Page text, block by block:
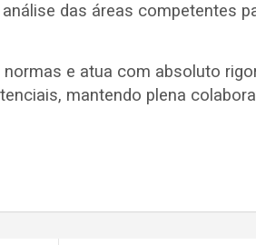
das áreas competentes
e atua com absoluto
mantendo plena